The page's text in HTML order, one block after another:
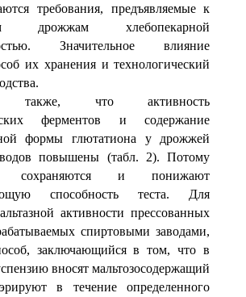
требования, предъявляемые к
дрожжам хлебопекарной
Значительное влияние
их хранения и технологический
также, что активность
ферментов и содержание
формы глютатиона у дрожжей
повышены (табл. 2). Потому
и понижают
способность теста. Для
активности прессованных
спиртовыми заводами,
заключающийся в том, что в
вносят мальтозосодержащий
в течение определенного